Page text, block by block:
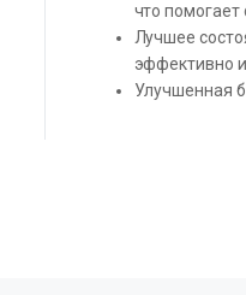
что помогает
Лучшее
эффективно
Улучшенная